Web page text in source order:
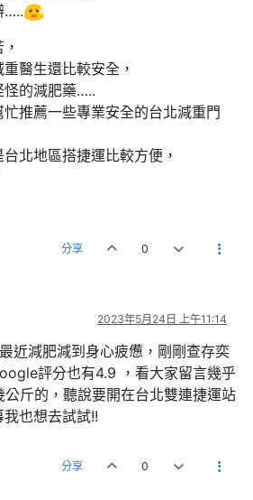
…..
醫生還比較安全，
怪的減肥藥…..
推薦一些專業安全的台北減重門
北地區搭捷運比較方便，
分享 0
2023年5月24日 上午11:14
近減肥減到身心疲憊，剛剛查存奕
評分也有4.9 ，看大家留言幾乎
斤的，聽說要開在台北雙連捷運站
也想去試試!!
分享 0